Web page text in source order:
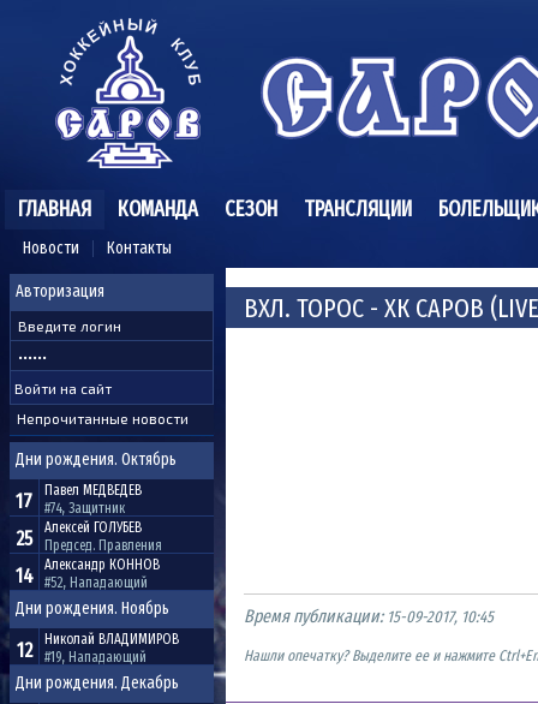
ГЛАВНАЯ
Новости Контакты
КОМАНДА СЕЗОН ТРАНСЛЯЦИИ
Авторизация
Непрочитанные новости
Дни рождения. Октябрь
17 Павел МЕДВЕДЕВ
#74, Защитник
25 Алексей ГОЛУБЕВ
Председ. Правления
14 Александр КОННОВ
#52, Нападающий
Дни рождения. Ноябрь
12 Николай ВЛАДИМИРОВ
#19, Нападающий
Дни рождения. Декабрь
ВХЛ. ТОРОС - ХК САРОВ
Время публикации: 15-09-2017, 10:45
Нашли опечатку? Выделите ее и нажмите